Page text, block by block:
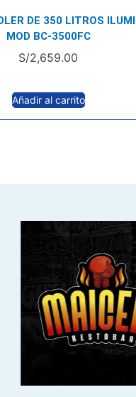
DE 350 LITROS ILUMI
MOD BC-3500FC
S/2,659.00
Añadir al carrito